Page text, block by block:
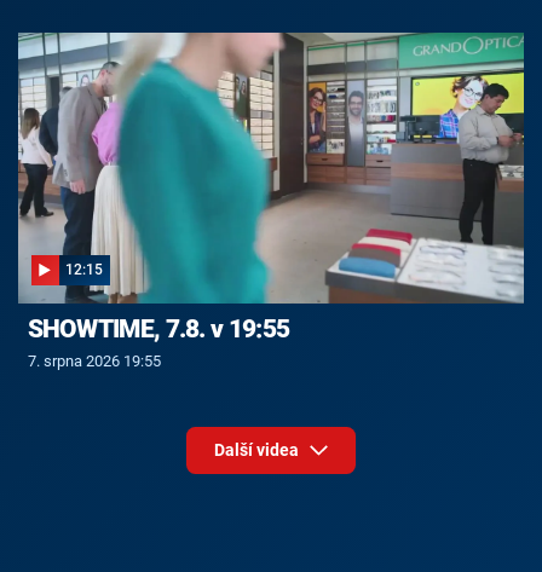
12:15
SHOWTIME, 7.8. v 19:55
7. srpna 2026 19:55
Další videa